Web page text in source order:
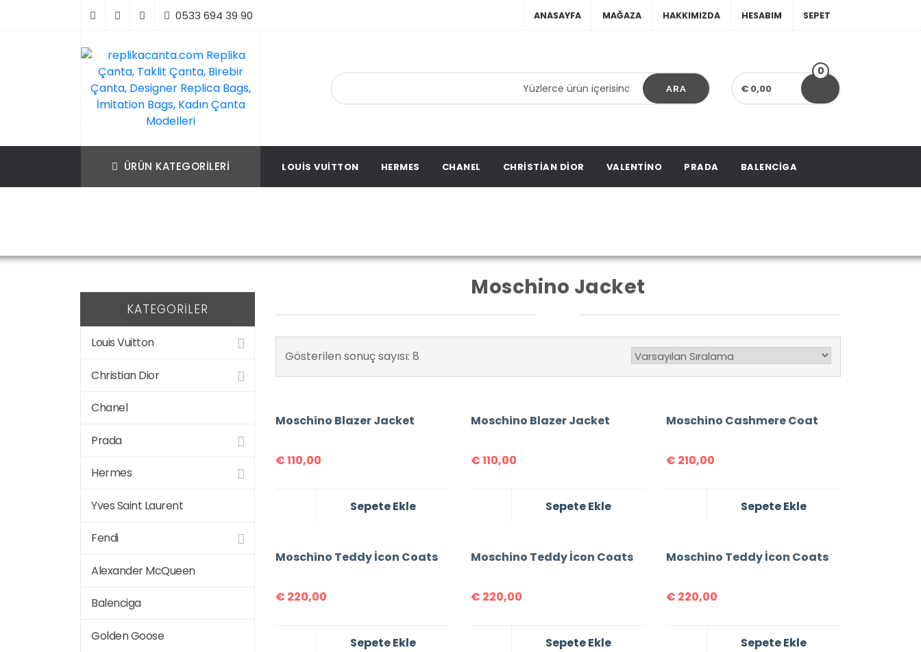
0533 694 39 90 ANASAYFA MAĞAZA HAKKIMIZDA HESABIM SEPET
Bags, Kadın Çanta Modelleri
ARA € 0,00
0
ÜRÜN KATEGORILERI LOUIS VUITTON HERMES CHANEL CHRISTIAN DIOR VALENTINO PRADA BALENCIGA
KATEGORILER
Louis Vuitton
Christian Dior
Chanel
Prada
Hermes
Yves Saint Laurent
Fendi
Alexander McQueen
Balenciga
Golden Goose
Moschino Jacket
Gösterilen sonuç sayısı: 8
Moschino Blazer Jacket
€110,00
Sepete Ekle
Moschino Blazer Jacket
€110,00
Sepete Ekle
Moschino Cashmere Coat
€ 210,00
Sepete Ekle
Moschino Teddy İcon Coats
€ 220,00
Sepete Ekle
Moschino Teddy İcon Coats
€ 220,00
Sepete Ekle
Moschino Teddy İcon Coats
€ 220,00
Sepete Ekle